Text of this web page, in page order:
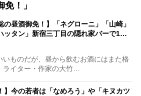
！」
の昼酒御免！】「ネグローニ」「山崎」
ッタン」新宿三丁目の隠れ家バーで1…
ものだが、昼から飲むお酒にはまた格
イター・作家の大竹…
】今の若者は「なめろう」や「キヌカツ